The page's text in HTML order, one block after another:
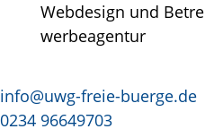
Webdesign und
werbeagentur
info@uwg-freie-buerge.de
0234 96649703